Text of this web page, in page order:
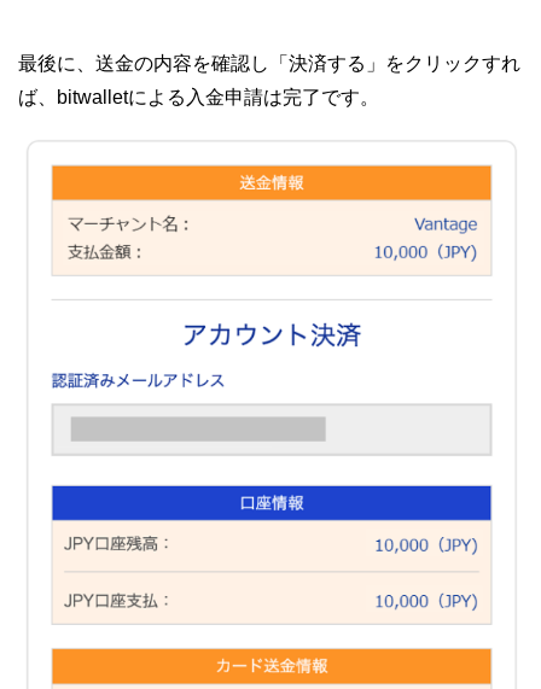
最後に、送金の内容を確認し「決済する」をクリックすれ
ば、bitwalletによる入金申請は完了です。